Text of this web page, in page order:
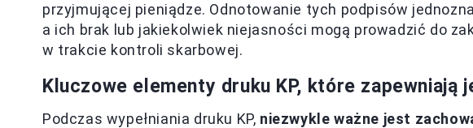
przyjmującej pieniądze. Odnotowanie tych podpisów
a ich brak lub jakiekolwiek niejasności mogą prowadzić do
w trakcie kontroli skarbowej.
Kluczowe elementy druku KP, które zapewniają
Podczas wypełniania druku KP, niezwykle ważne jest